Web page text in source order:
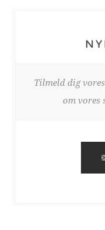
Tilmeld dig
om vores